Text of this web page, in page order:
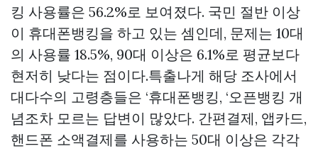
킹 사용률은 56.2%로 보여졌다. 국민 절반 이상
이 휴대폰뱅킹을 하고 있는 셈인데, 문제는 10대
의 사용률 18.5%, 90대 이상은 6.1%로 평균보다
현저히 낮다는 점이다.특출나게 해당 조사에서
대다수의 고령층들은 ‘휴대폰뱅킹, ‘오픈뱅킹 개
념조차 모르는 답변이 많았다. 간편결제, 앱카드,
핸드폰 소액결제를 사용하는 50대 이상은 각각